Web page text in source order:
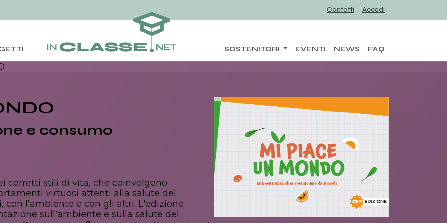
Contatti Accedi
SOSTENITORI EVENTI NEWS FAQ
e consumo
corretti stili di vita, che coinvolgono
virtuosi attenti alla salute del
con l’ambiente e con gli altri. L'edizione
sull'ambiente e sulla salute del